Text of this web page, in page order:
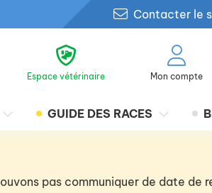
Contacter le
Espace vétérinaire Mon compte
GUIDE DES RACES
pas communiquer de date de